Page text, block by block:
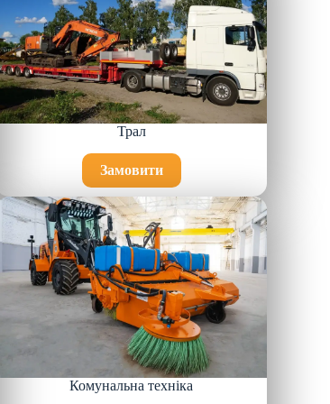
Трал
Замовити
Комунальна техніка